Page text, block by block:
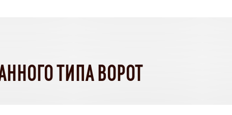
ТИПА ВОРОТ